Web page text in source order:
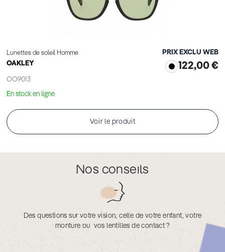
Lunettes de soleil Homme
OAKLEY
OO9013
PRIX EXCLU WEB
122,00 €
En stock en ligne
Voir le produit
Nos conseils
Des questions sur votre vision, celle de votre enfant, votre
monture ou vos lentilles de contact ?